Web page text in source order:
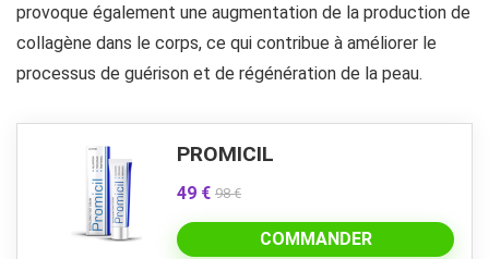
provoque également une augmentation de la production de
collagène dans le corps, ce qui contribue à améliorer le
processus de guérison et de régénération de la peau.
PROMICIL
49 € 98 €
COMMANDER